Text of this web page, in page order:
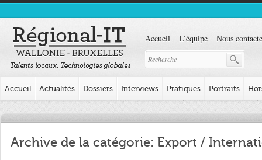
Accueil L’équipe Nous
Accueil Actualités Dossiers Interviews Pratiques Portraits
Archive de la catégorie: Export /